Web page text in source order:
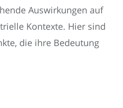
Auswirkungen auf
Kontexte. Hier sind
die ihre Bedeutung